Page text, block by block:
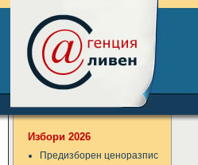
Избори 2026
Предизборен ценоразпис